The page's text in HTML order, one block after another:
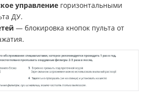
управление горизонтальными
ДУ.
— блокировка кнопок пульта от